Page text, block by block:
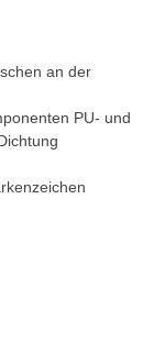
an der
PU- und